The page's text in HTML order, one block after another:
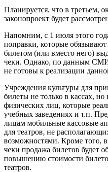
Планируется, что в третьем,
законопроект будет
Напомним, с 1 июля этого
поправки, которые
билетом (или вместо него)
чеки. Однако, по данным
не готовы к реализации
Учреждения культуры для
билеты не только в кассах, но
физических лиц, которые
учебных заведениях и т.п.
лицам мобильные кассовые
для театров, не
возможностями. Кроме того, в
чеки продажа билетов будет
повышению стоимости
театров.